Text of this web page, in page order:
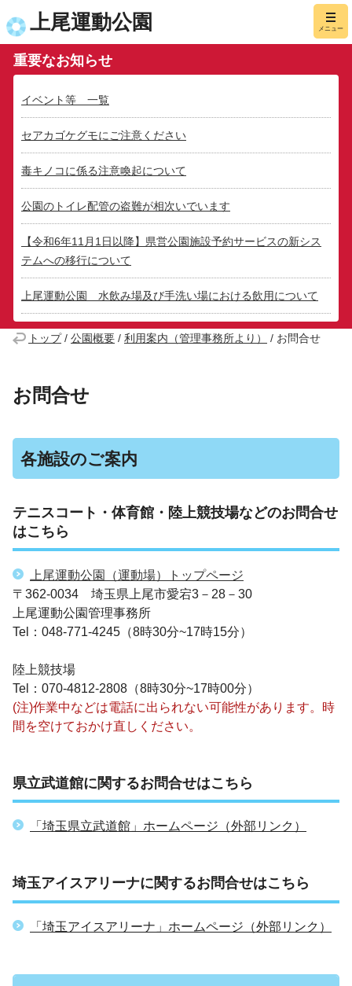
上尾運動公園 メニュー
重要なお知らせ
イベント等 一覧
セアカゴケグモにご注意ください
毒キノコに係る注意喚起について
公園のトイレ配管の盗難が相次いでいます
【令和6年11月1日以降】県営公園施設予約サービスの新シス
テムへの移行について
上尾運動公園 水飲み場及び手洗い場における飲用について
トップ/ 公園概要 / 利用案内（管理事務所より） / お問合せ
お問合せ
各施設のご案内
テニスコート・体育館・陸上競技場などのお問合せ
はこちら
上尾運動公園（運動場）トップページ
〒362-0034 埼玉県上尾市愛宕3－28－30
上尾運動公園管理事務所
Tel：048-771-4245（8時30分~17時15分）
陸上競技場
Tel：070-4812-2808（8時30分~17時00分）
(注)作業中などは電話に出られない可能性があります。時
間を空けておかけ直しください。
県立武道館に関するお問合せはこちら
「埼玉県立武道館」ホームページ（外部リンク）
埼玉アイスアリーナに関するお問合せはこちら
「埼玉アイスアリーナ」ホームページ（外部リンク）